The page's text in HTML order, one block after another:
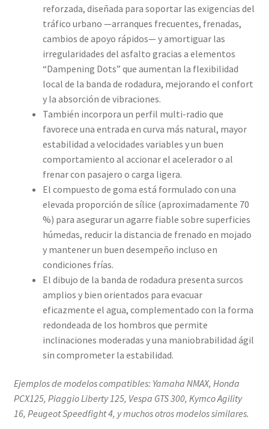
reforzada, diseñada para soportar las exigencias del
tráfico urbano —arranques frecuentes, frenadas,
cambios de apoyo rápidos— y amortiguar las
irregularidades del asfalto gracias a elementos
“Dampening Dots” que aumentan la flexibilidad
local de la banda de rodadura, mejorando el confort
y la absorción de vibraciones.
También incorpora un perfil multi-radio que
favorece una entrada en curva más natural, mayor
estabilidad a velocidades variables y un buen
comportamiento al accionar el acelerador o al
frenar con pasajero o carga ligera.
El compuesto de goma está formulado con una
elevada proporción de sílice (aproximadamente 70
%) para asegurar un agarre fiable sobre superficies
húmedas, reducir la distancia de frenado en mojado
y mantener un buen desempeño incluso en
condiciones frías.
El dibujo de la banda de rodadura presenta surcos
amplios y bien orientados para evacuar
eficazmente el agua, complementado con la forma
redondeada de los hombros que permite
inclinaciones moderadas y una maniobrabilidad ágil
sin comprometer la estabilidad.
Ejemplos de modelos compatibles: Yamaha NMAX, Honda
PCX125, Piaggio Liberty 125, Vespa GTS 300, Kymco Agility
16, Peugeot Speedfight 4, y muchos otros modelos similares.